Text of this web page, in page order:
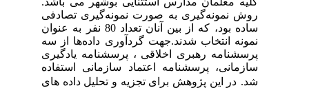
روش نمونه‌گیری به‌ صورت نمونه‌گیری تصادفی
ساده بود، که از بین آنان تعداد 80 نفر به عنوان
نمونه انتخاب شدند.جهت گردآوری داده‌ها از سه
پرسشنامه رهبری اخلاقی ، پرسشنامه یادگیری
سازمانی، پرسشنامه اعتماد سازمانی استفاده
شد. در این پژوهش برای تجزیه و تحلیل داده های